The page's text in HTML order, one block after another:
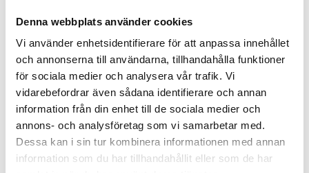
Denna webbplats använder cookies
Vi använder enhetsidentifierare för att anpassa innehållet
och annonserna till användarna, tillhandahålla funktioner
för sociala medier och analysera vår trafik. Vi
vidarebefordrar även sådana identifierare och annan
information från din enhet till de sociala medier och
annons- och analysföretag som vi samarbetar med.
Dessa kan i sin tur kombinera informationen med annan
information som du har tillhandahållit eller som de har
Passande tillbehör
Klädseltvätt
ESTRO-110
5 950 kr